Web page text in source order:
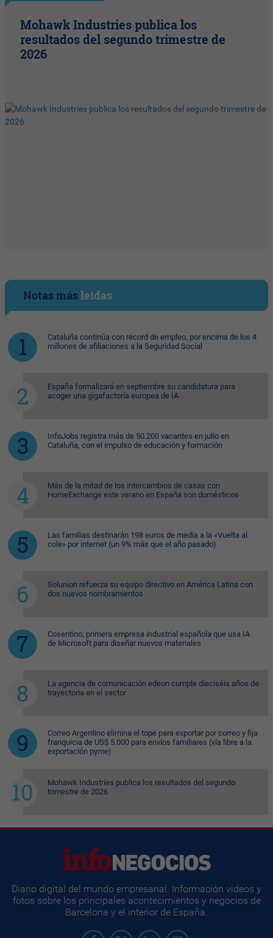
Mohawk Industries publica los
resultados del segundo trimestre de
2026
Notas másleídas
Cataluña continúa con récord de empleo, por encima de los 4
millones de afiliaciones a la Seguridad Social
España formalizará en septiembre su candidatura para
acoger una gigafactoría europea de IA
InfoJobs registra más de 50.200 vacantes en julio en
Cataluña, con el impulso de educación y formación
Más de la mitad de los intercambios de casas con
HomeExchange este verano en España son domésticos
Las familias destinarán 198 euros de media a la «Vuelta al
cole» por internet (un 9% más que el año pasado)
Solunion refuerza su equipo directivo en América Latina con
dos nuevos nombramientos
Cosentino, primera empresa industrial española que usa IA
de Microsoft para diseñar nuevos materiales
La agencia de comunicación edeon cumple dieciséis años de
trayectoria en el sector
Correo Argentino elimina el tope para exportar por correo y fija
franquicia de US$ 5.000 para envíos familiares (vía libre a la
exportación pyme)
Mohawk Industries publica los resultados del segundo
trimestre de 2026
Diario digital del mundo empresarial. Información videos y
fotos sobre los principales acontecimientos y negocios de
Barcelona y el interior de España.